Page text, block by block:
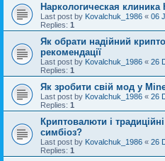
Наркологическая клиника
Last post by Kovalchuk_1986 « 06
Replies: 1
Як обрати надійний
рекомендації
Last post by Kovalchuk_1986 « 26
Replies: 1
Як зробити свій мод у
Last post by Kovalchuk_1986 « 26
Replies: 1
Криптовалюти і
симбіоз?
Last post by Kovalchuk_1986 « 26
Replies: 1